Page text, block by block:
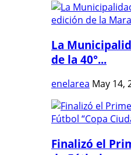
La
de la 40°...
enelarea May 14,
Finalizó el